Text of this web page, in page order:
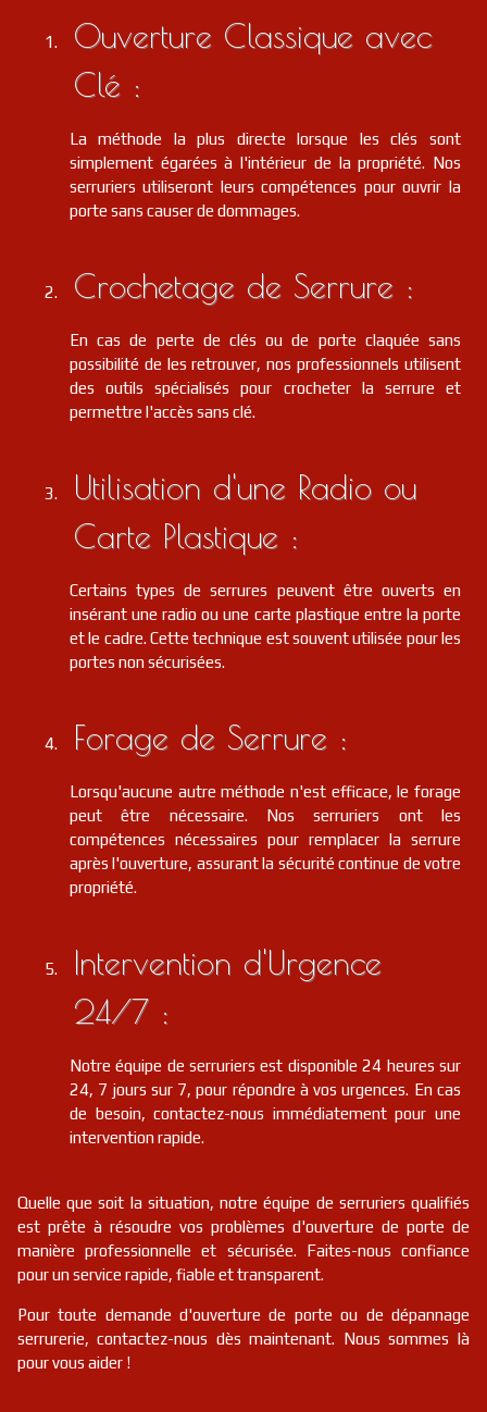
Ouverture Classique avec
Clé :
La méthode la plus directe lorsque les clés sont
simplement égarées à l'intérieur de la propriété. Nos
serruriers utiliseront leurs compétences pour ouvrir la
porte sans causer de dommages.
Crochetage de Serrure :
En cas de perte de clés ou de porte claquée sans
possibilité de les retrouver, nos professionnels utilisent
des outils spécialisés pour crocheter la serrure et
permettre l'accès sans clé.
Utilisation d'une Radio ou
Carte Plastique :
Certains types de serrures peuvent être ouverts en
insérant une radio ou une carte plastique entre la porte
et le cadre. Cette technique est souvent utilisée pour les
portes non sécurisées.
Forage de Serrure :
Lorsqu'aucune autre méthode n'est efficace, le forage
peut être nécessaire. Nos serruriers ont les
compétences nécessaires pour remplacer la serrure
après l'ouverture, assurant la sécurité continue de votre
propriété.
Intervention d'Urgence
24/7 :
Notre équipe de serruriers est disponible 24 heures sur
24, 7 jours sur 7, pour répondre à vos urgences. En cas
de besoin, contactez-nous immédiatement pour une
intervention rapide.
Quelle que soit la situation, notre équipe de serruriers qualifiés
est prête à résoudre vos problèmes d'ouverture de porte de
manière professionnelle et sécurisée. Faites-nous confiance
pour un service rapide, fiable et transparent.
Pour toute demande d'ouverture de porte ou de dépannage
serrurerie, contactez-nous dès maintenant. Nous sommes là
pour vous aider !